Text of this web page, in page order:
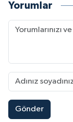
Yorumlar
Gönder